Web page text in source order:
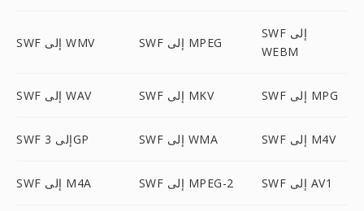
SWF إلى WMV SWF إلى MPEG
SWF إلى
WEBM
SWF إلى WAV SWF إلى MKV SWF إلى MPG
SWF إلى 3GP SWF إلى WMA SWF إلى M4V
SWF إلى M4A SWF إلى MPEG-2 SWF إلى AV1